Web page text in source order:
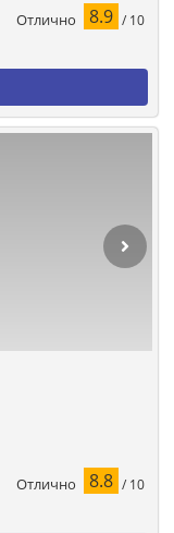
Отлично 8.9 / 10
Отлично 8.8 / 10